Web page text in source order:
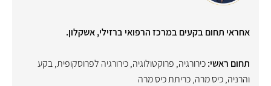
אחראי תחום בקעים במרכז הרפואי ברזילי, אשקלון.
תחום ראשי:כירורגיה, פרוקטולוגיה,כירורגיה לפרוסקופית,בקע
והרניה,כיס מרה,כריתת כיס מרה